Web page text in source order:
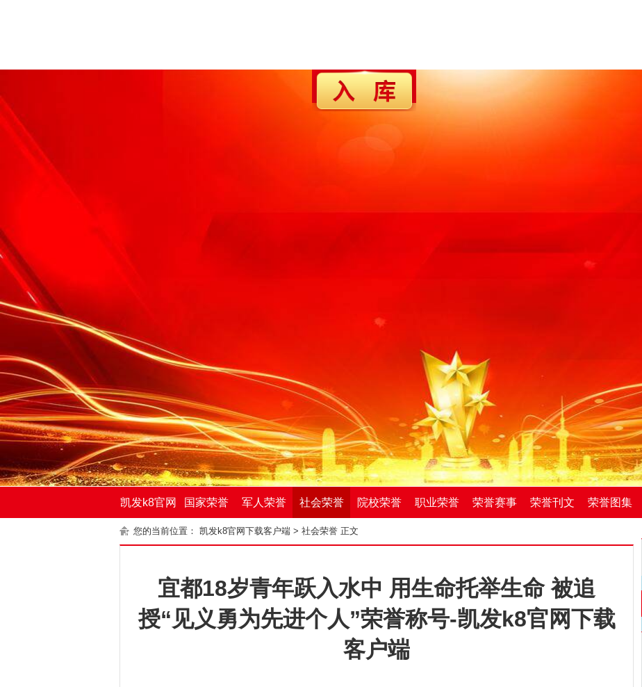
凯发k8官网
下载客户端
国家荣誉 军人荣誉 社会荣誉 院校荣誉 职业荣誉 荣誉赛事 荣誉刊文 荣誉图集
您的当前位置： 凯发k8官网下载客户端 > 社会荣誉 正文
宜都18岁青年跃入水中 用生命托举生命 被追
授“见义勇为先进个人”荣誉称号-凯发k8官网下载
客户端